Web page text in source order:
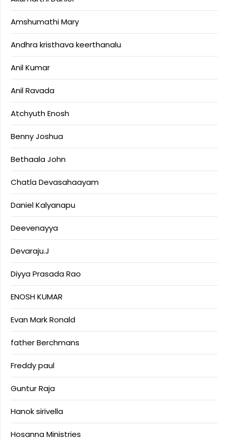
Amshumathi Mary
Andhra kristhava keerthanalu
Anil Kumar
Anil Ravada
Atchyuth Enosh
Benny Joshua
Bethaala John
Chatla Devasahaayam
Daniel Kalyanapu
Deevenayya
Devaraju.J
Diyya Prasada Rao
ENOSH KUMAR
Evan Mark Ronald
father Berchmans
Freddy paul
Guntur Raja
Hanok sirivella
Hosanna Ministries